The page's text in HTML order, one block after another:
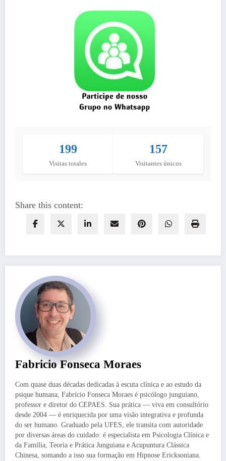
199
Visitas totales
157
Visitantes únicos
Share this content:
Fabricio Fonseca Moraes
Com quase duas décadas dedicadas à escuta clínica e ao estudo da
psique humana, Fabrício Fonseca Moraes é psicólogo junguiano,
professor e diretor do CEPAES. Sua prática — viva em consultório
desde 2004 — é enriquecida por uma visão integrativa e profunda
do ser humano. Graduado pela UFES, ele transita com autoridade
por diversas áreas do cuidado: é especialista em Psicologia Clínica e
da Família, Teoria e Prática Junguiana e Acupuntura Clássica
Chinesa, somando a isso sua formação em Hipnose Ericksoniana.